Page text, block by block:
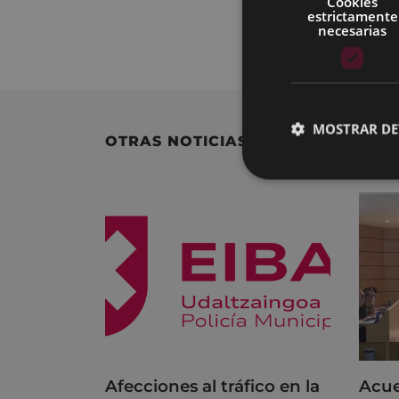
Para consultar la
OTRAS NOTICIAS
Afecciones al tráfico en la
estrictamente
necesarias
MOSTRAR